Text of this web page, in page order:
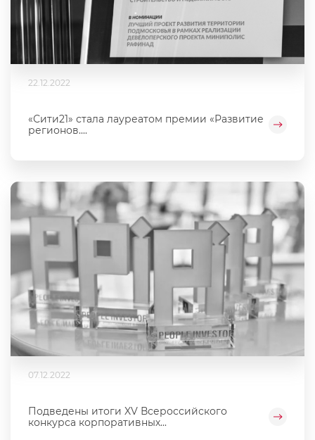
22.12.2022
«Сити21» стала лауреатом премии «Развитие
регионов....
07.12.2022
Подведены итоги XV Всероссийского
конкурса корпоративных...